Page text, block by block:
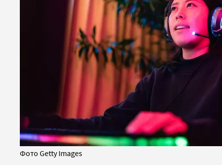
Фото Getty Images